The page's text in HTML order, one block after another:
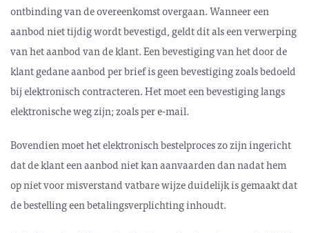
ontbinding van de overeenkomst overgaan. Wanneer een
aanbod niet tijdig wordt bevestigd, geldt dit als een verwerping
van het aanbod van de klant. Een bevestiging van het door de
klant gedane aanbod per brief is geen bevestiging zoals bedoeld
bij elektronisch contracteren. Het moet een bevestiging langs
elektronische weg zijn; zoals per e-mail.
Bovendien moet het elektronisch bestelproces zo zijn ingericht
dat de klant een aanbod niet kan aanvaarden dan nadat hem
op niet voor misverstand vatbare wijze duidelijk is gemaakt dat
de bestelling een betalingsverplichting inhoudt.